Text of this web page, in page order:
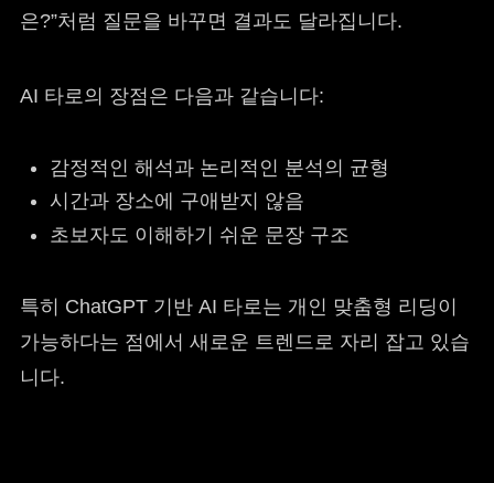
은?”처럼 질문을 바꾸면 결과도 달라집니다.
AI 타로의 장점은 다음과 같습니다:
감정적인 해석과 논리적인 분석의 균형
시간과 장소에 구애받지 않음
초보자도 이해하기 쉬운 문장 구조
특히 ChatGPT 기반 AI 타로는 개인 맞춤형 리딩이
가능하다는 점에서 새로운 트렌드로 자리 잡고 있습
니다.